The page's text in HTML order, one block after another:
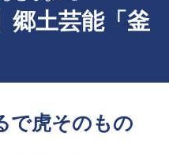
郷土芸能「釜
で虎そのもの